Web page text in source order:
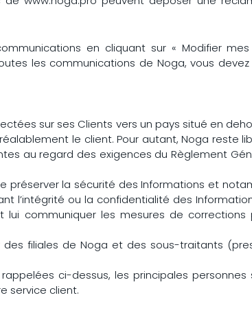
en cliquant sur « Modifier
les communications de Noga, vous
sur ses Clients vers un pays situé en
le client. Pour autant, Noga reste
au regard des exigences du Règlement
la sécurité des Informations et
l’intégrité ou la confidentialité des
communiquer les mesures de corrections
filiales de Noga et des sous-traitants
ci-dessus, les principales personnes
service client.